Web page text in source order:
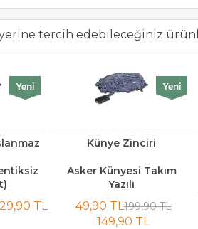
tercih edebileceğiniz
29,90 TL
Künye Zinciri
Asker Künyesi Takım
Yazılı
49,90 TL199,90 TL
149,90 TL